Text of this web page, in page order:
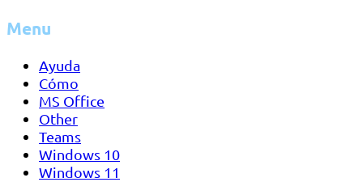
Menu
Ayuda
Cómo
MS Office
Other
Teams
Windows 10
Windows 11